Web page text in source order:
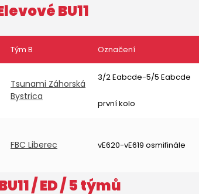
BU11
Tým B Označení
Tsunami Záhorská
Bystrica
3/2 Eabcde-5/5 Eabcde
první kolo
FBC Liberec vE620-vE619 osmifinále
/ ED / 5 týmů